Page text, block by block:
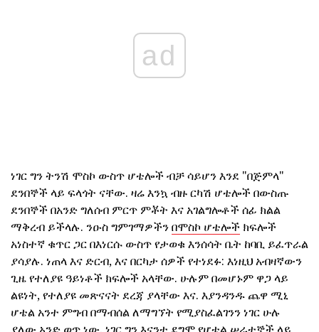
ad
ነገር ግን ትንሽ ሞስኮ ውስጥ ሆቴሎች ብቻ ሳይሆን እንደ "በጅምላ"
ደንበኞች ላይ ፍላጎት ናቸው. ዛሬ እንኳ ብዙ ርካሽ ሆቴሎች በውስጡ
ደንበኞች በአንድ ግለሰብ ምርጥ ምቾት እና አገልግሎቶች ሰፊ ክልል
ማቅረብ ይችላሉ. ንዑስ ግምገማዎችንበሞስኮ ሆቴሎች ክፍሎች
አነስተኛ ቁጥር ጋር በእነርሱ ውስጥ የታወቁ እንሰሳት ቤት ከባቢ ይፈጥራል
ያሳያሉ. ነጠላ እና ድርብ, እና በርካታ ሰዎች የተነደፉ: እነዚህ አብዛኛውን
ጊዜ የተለያዩ ዓይነቶች ክፍሎች አላቸው. ሁሉም በመሆኑም ዋጋ ላይ
ልዩነት, የተለያዩ መጽናናት ደረጃ ያላቸው እና. እያንዳንዱ ጨዋ ሚኒ
ሆቴል አንተ ምግብ በማብሰል ለማግኘት የሚያስፈልገንን ነገር ሁሉ